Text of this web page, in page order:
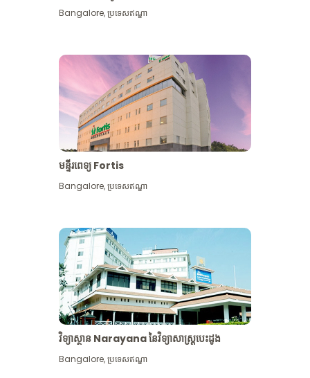
មើល​ច្រើន​ទៀត
Bangalore,ប្រទេសឥណ្ឌា
មន្ទីរពេទ្យ Fortis
Bangalore,ប្រទេសឥណ្ឌា
វិទ្យាស្ថាន Narayana នៃវិទ្យាសាស្រ្តបេះដូង
Bangalore,ប្រទេសឥណ្ឌា